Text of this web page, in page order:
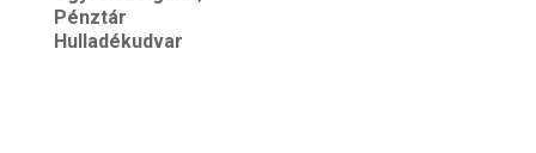
Pénztár
Hulladékudvar